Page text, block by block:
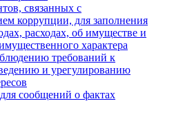
связанных с
коррупции, для заполнения
расходах, об имуществе и
характера
требований к
и урегулированию
сообщений о фактах